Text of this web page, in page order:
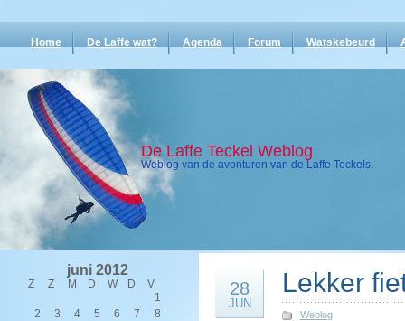
Home De Laffe wat? Agenda Forum Watskebeurd
De Laffe Teckel Weblog
Weblog van de avonturen van de Laffe Teckels.
juni 2012
Z Z M D W D
V
1
2
3 4 5 6 7
8
28
JUN
Lekker
Weblog